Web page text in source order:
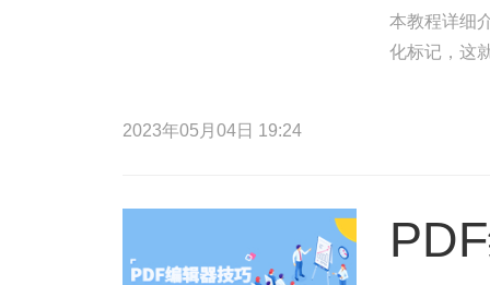
本教程详细
化标记，这
2023年05月04日 19:24